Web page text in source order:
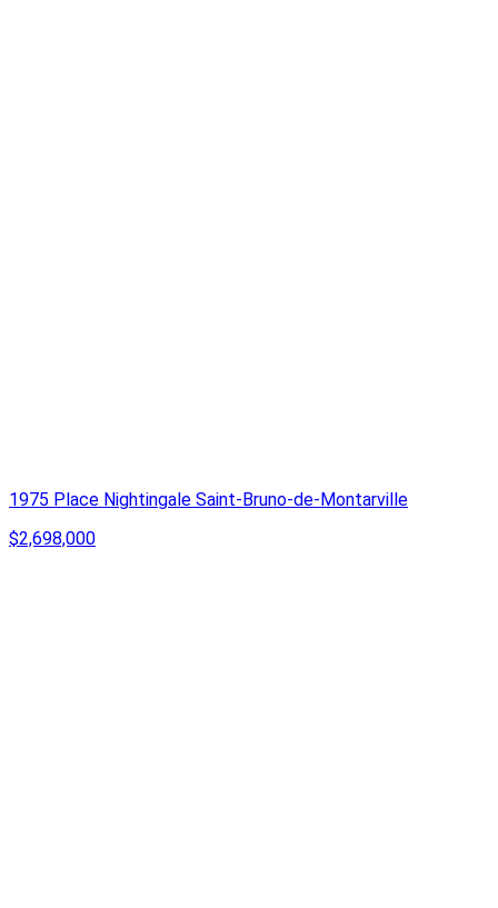
1975 Place Nightingale Saint-Bruno-de-Montarville
$2,698,000